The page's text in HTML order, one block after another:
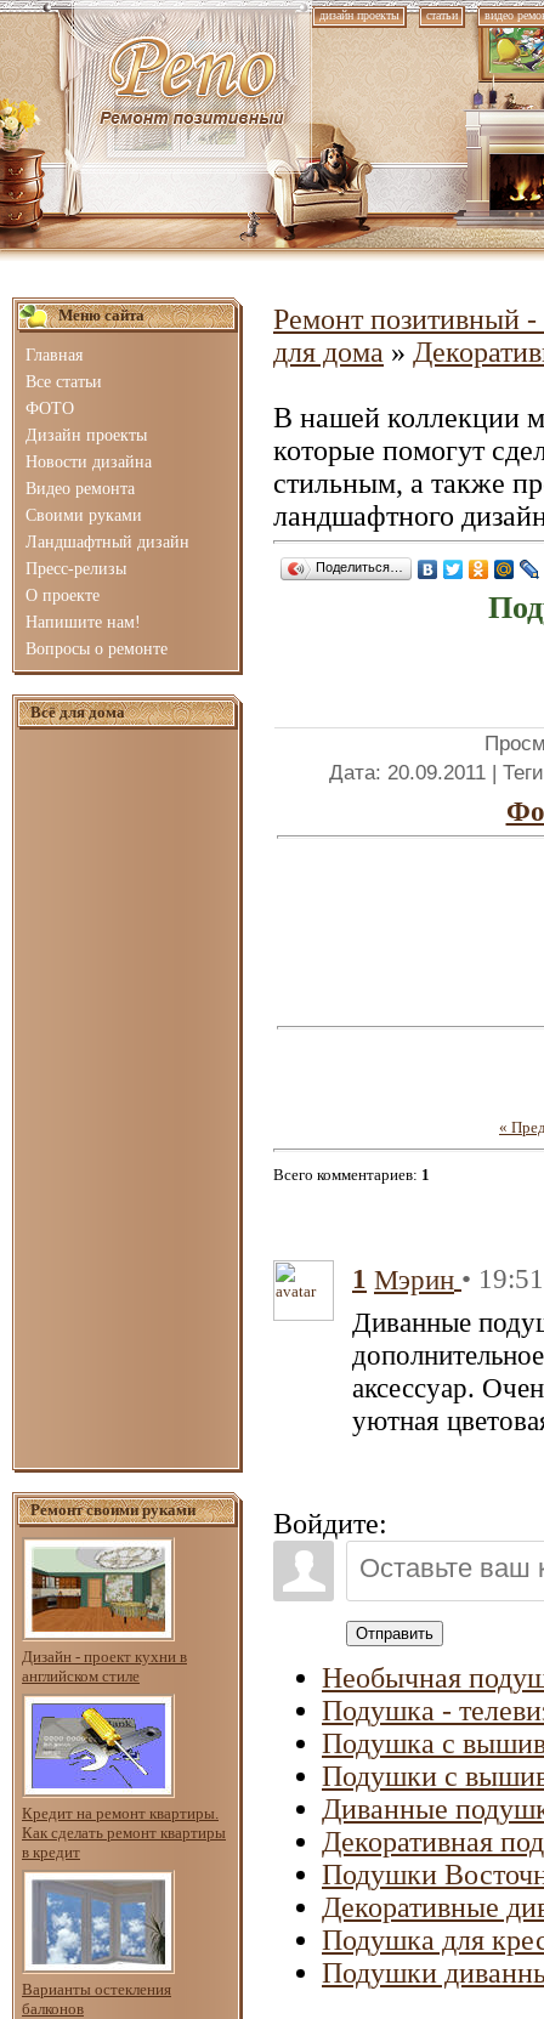
дизайн проекты статьи видео
Меню сайта
Главная
Все статьи
ФОТО
Дизайн проекты
Новости дизайна
Видео ремонта
Своими руками
Ландшафтный дизайн
Пресс-релизы
О проекте
Напишите нам!
Вопросы о ремонте
Всё для дома
Ремонт своими руками
Дизайн - проект кухни в
английском стиле
Кредит на ремонт квартиры.
Как сделать ремонт квартиры
в кредит
Варианты остекления
балконов
Ремонт позитивный -
для дома »
В нашей коллекции
которые помогут
стильным, а также
ландшафтного
Поделиться…
Дата: 20.09.2011 | Теги
«
Всего комментариев: 1
1 Мэрин •
Диванные
аксессуар.
уютная
Войдите:
Отправить
Необычная
Подушка -
Подушка с
Подушки с
Диванные
Декоративная
Подушки
Декоративные
Подушка для
Подушки